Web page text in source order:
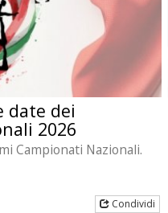
date dei
2026
Campionati Nazionali.
Condividi